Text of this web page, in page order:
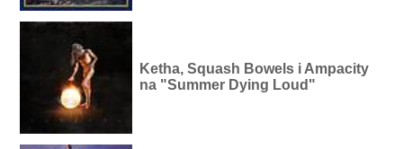
Ketha, Squash Bowels i Ampacity
na "Summer Dying Loud"